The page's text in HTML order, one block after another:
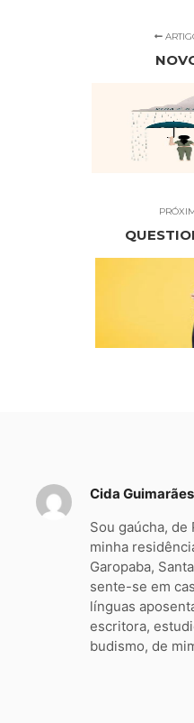
Cida Guimarães
Sou gaúcha, de
minha
Garopaba,
sente-se em
línguas
escritora,
budismo, de